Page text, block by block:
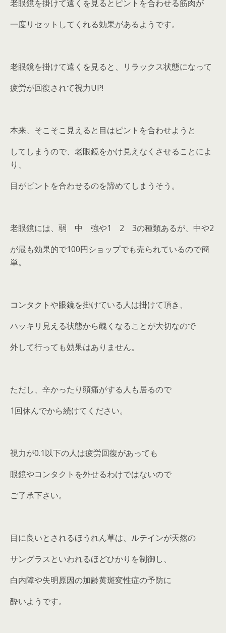
老眼鏡を掛けて遠くを見るとピントを合わせる筋肉が
一度リセットしてくれる効果があるようです。
老眼鏡を掛けて遠くを見ると、リラックス状態になって
疲労が回復されて視力UP!
本来、そこそこ見えると目はピントを合わせようと
してしまうので、老眼鏡をかけ見えなくさせることによ
り、
目がピントを合わせるのを諦めてしまうそう。
老眼鏡には、弱 中 強や1 2 3の種類あるが、中や2
が最も効果的で100円ショップでも売られているので簡
単。
コンタクトや眼鏡を掛けている人は掛けて頂き、
ハッキリ見える状態から醜くなることが大切なので
外して行っても効果はありません。
ただし、辛かったり頭痛がする人も居るので
1回休んでから続けてください。
視力が0.1以下の人は疲労回復があっても
眼鏡やコンタクトを外せるわけではないので
ご了承下さい。
目に良いとされるほうれん草は、ルテインが天然の
サングラスといわれるほどひかりを制御し、
白内障や失明原因の加齢黄斑変性症の予防に
酔いようです。